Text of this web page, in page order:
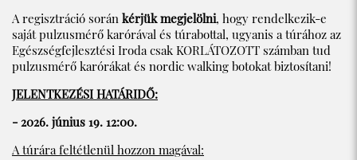
A regisztráció során kérjük megjelölni, hogy rendelkezik-e
saját pulzusmérő karórával és túrabottal, ugyanis a túrához az
Egészségfejlesztési Iroda csak KORLÁTOZOTT számban tud
pulzusmérő karórákat és nordic walking botokat biztosítani!
JELENTKEZÉSI HATÁRIDŐ:
- 2026. június 19. 12:00.
A túrára feltétlenül hozzon magával: